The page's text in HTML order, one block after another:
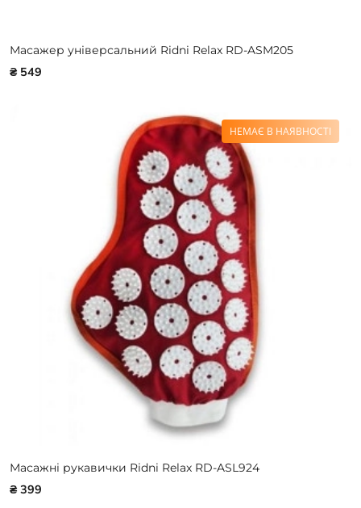
Масажер універсальний Ridni Relax RD-ASM205
₴ 549
НЕМАЄ В НАЯВНОСТІ
Масажні рукавички Ridni Relax RD-ASL924
₴ 399